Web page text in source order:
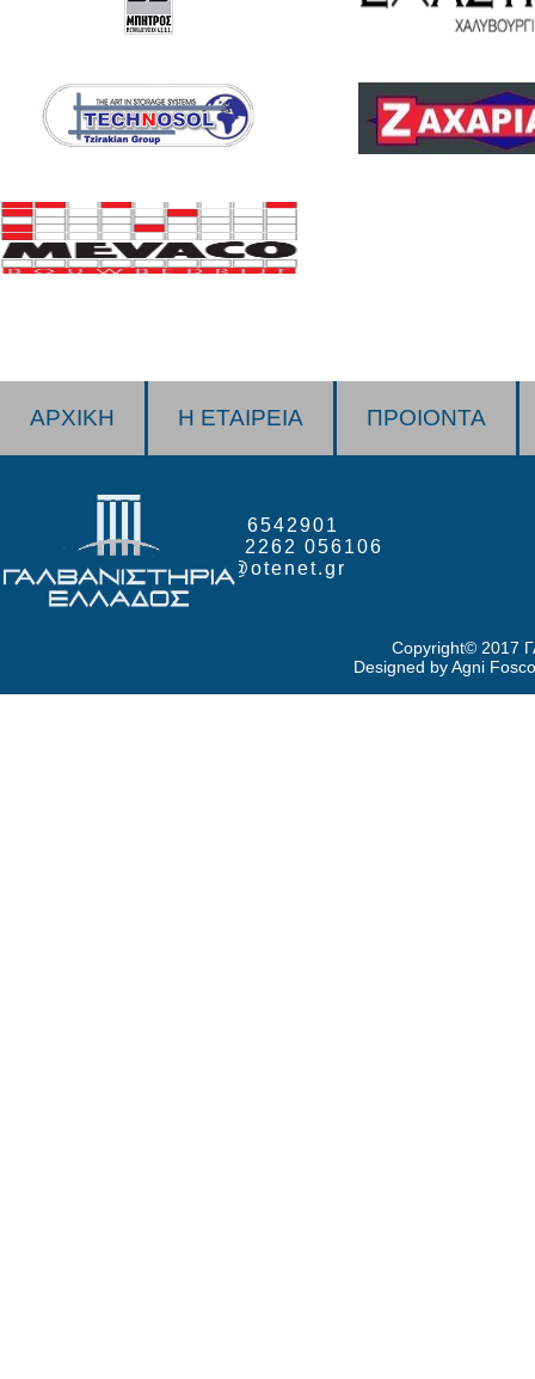
ΑΡΧΙΚΗ Η ΕΤΑΙΡΕΙΑ ΠΡΟΙΟΝΤΑ
ΤΗΛ/FAX 210 6542901
ΕΡΓΟΣΤΑΣΙΟ 2262 056106
Email: galva@otenet.gr
Copyright© 2017
Designed by Agni